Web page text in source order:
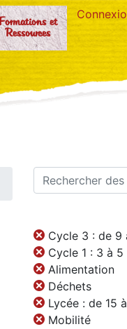
et
Ressources
Cycle 3 : de 9
Cycle 1 : 3 à 5
Alimentation
Déchets
Lycée : de 15
Mobilité